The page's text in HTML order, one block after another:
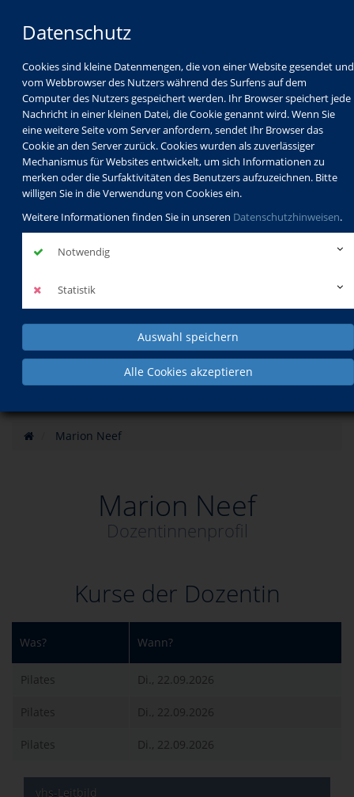
Datenschutz
Cookies sind kleine Datenmengen, die von einer Website gesendet und
vom Webbrowser des Nutzers während des Surfens auf dem
Computer des Nutzers gespeichert werden. Ihr Browser speichert jede
Nachricht in einer kleinen Datei, die Cookie genannt wird. Wenn Sie
eine weitere Seite vom Server anfordern, sendet Ihr Browser das
Cookie an den Server zurück. Cookies wurden als zuverlässiger
Mechanismus für Websites entwickelt, um sich Informationen zu
merken oder die Surfaktivitäten des Benutzers aufzuzeichnen. Bitte
willigen Sie in die Verwendung von Cookies ein.
Weitere Informationen finden Sie in unseren Datenschutzhinweisen.
Notwendig
Statistik
Auswahl speichern
Alle Cookies akzeptieren
Programm
Schulabschlüsse
Schulkindbetreuung
Service
Marion Neef
Marion Neef
Dozentinnenprofil
Kurse der Dozentin
Was? Wann?
Pilates Di., 22.09.2026
Pilates Di., 22.09.2026
Pilates Di., 22.09.2026
vhs-Leitbild